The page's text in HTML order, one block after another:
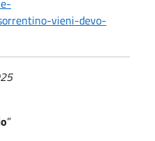
vieni-devo-
”